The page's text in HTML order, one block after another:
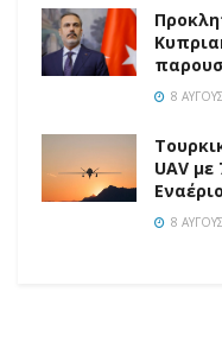
8
UAV
8